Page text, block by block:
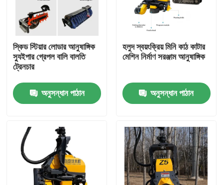
বাড়ি
পণ্য
স্কিড স্টিয়ার লোডার আনুষাঙ্গিক
স্যুইপার গ্রেপল বালি বালতি
ট্রেনচার
অনুসন্ধান পাঠান
হলুদ স্বয়ংক্রিয় মিনি কাঠ কাটার
মেশিন নির্মাণ সরঞ্জাম আনুষাঙ্গিক
অনুসন্ধান পাঠান